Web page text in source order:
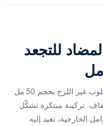
للتجعد
استعدي لتجربة فريدة مع سيروم بلوب غير اللزج بحجم 50 مل
تركيبة مبتكرة تشكّل
الخارجية، تعيد إليه